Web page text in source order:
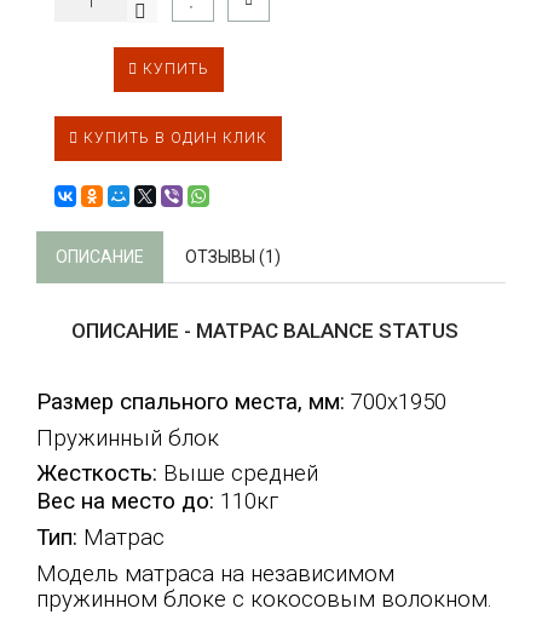
КУПИТЬ
КУПИТЬ В ОДИН КЛИК
ОПИСАНИЕ ОТЗЫВЫ (1)
ОПИСАНИЕ - МАТРАС BALANCE STATUS
Размер спального места, мм: 700х1950
Пружинный блок
Жесткость: Выше средней
Вес на место до: 110кг
Тип: Матрас
Модель матраса на независимом
пружинном блоке с кокосовым волокном.